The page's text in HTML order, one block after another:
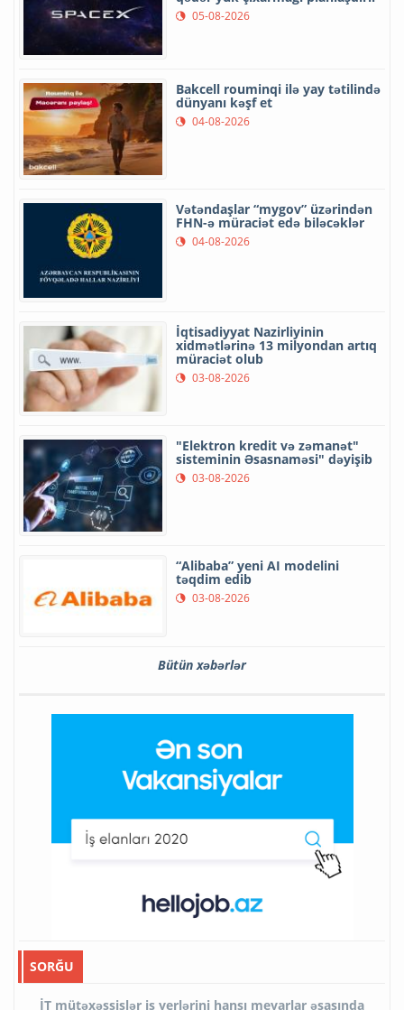
05-08-2026
Bakcell rouminqi ilə yay tətilində
dünyanı kəşf et
04-08-2026
Vətəndaşlar “mygov” üzərindən
FHN-ə müraciət edə biləcəklər
04-08-2026
İqtisadiyyat Nazirliyinin
xidmətlərinə 13 milyondan artıq
müraciət olub
03-08-2026
"Elektron kredit və zəmanət"
sisteminin Əsasnaməsi" dəyişib
03-08-2026
“Alibaba” yeni AI modelini
təqdim edib
03-08-2026
Bütün xəbərlər
SORĞU
İT mütəxəssislər iş yerlərini hansı meyarlar əsasında